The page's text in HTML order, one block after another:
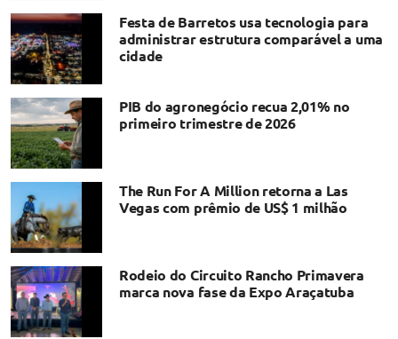
Festa de Barretos usa tecnologia para
administrar estrutura comparável a uma
cidade
PIB do agronegócio recua 2,01% no
primeiro trimestre de 2026
The Run For A Million retorna a Las
Vegas com prêmio de US$ 1 milhão
Rodeio do Circuito Rancho Primavera
marca nova fase da Expo Araçatuba